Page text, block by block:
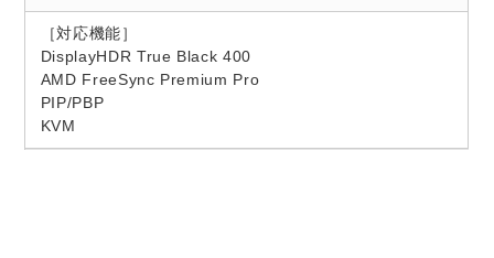
［対応機能］
DisplayHDR True Black 400
AMD FreeSync Premium Pro
PIP/PBP
KVM